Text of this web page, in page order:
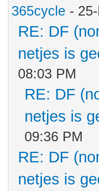
365cycle -
RE: DF
netjes is
08:03 PM
RE: DF
netjes is
09:36 PM
RE: DF
netjes is